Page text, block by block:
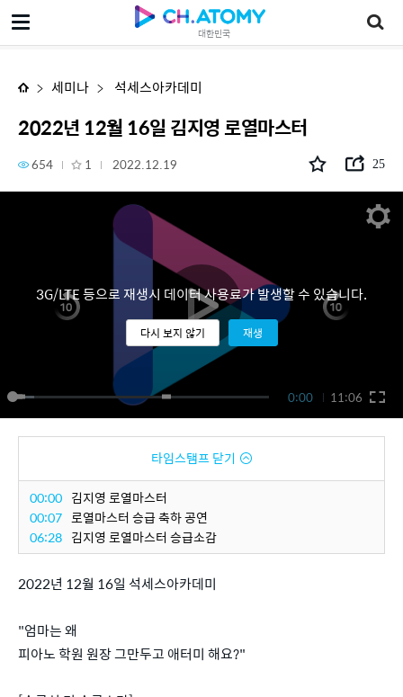
대한민국
2022년 12월 16일 김지영 로열마스터
세미나 석세스아카데미
2022년 12월 16일 김지영 로열마스터
654 1 2022.12.19 25
0:00 11:06
3G/LTE 등으로 재생시 데이터 사용료가 발생할 수 있습니다.
다시 보지 않기 재생
타임스탬프 닫기
00:00 김지영 로열마스터
00:07 로열마스터 승급 축하 공연
06:28 김지영 로열마스터 승급소감
2022년 12월 16일 석세스아카데미
"엄마는 왜
피아노 학원 원장 그만두고 애터미 해요?"